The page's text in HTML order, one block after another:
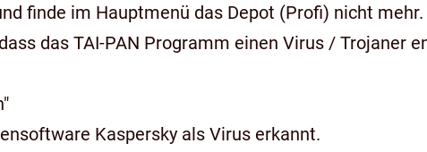
finde im Hauptmenü das Depot (Profi) nicht mehr.
das TAI-PAN Programm einen Virus / Trojaner
Kaspersky als Virus erkannt.